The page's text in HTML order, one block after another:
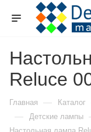
Reluce
Главная — Каталог
— Детские лампы